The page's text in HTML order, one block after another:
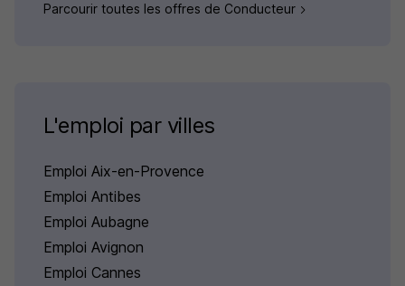
Parcourir toutes les offres de Conducteur
L'emploi par villes
Emploi Aix-en-Provence
Emploi Antibes
Emploi Aubagne
Emploi Avignon
Emploi Cannes